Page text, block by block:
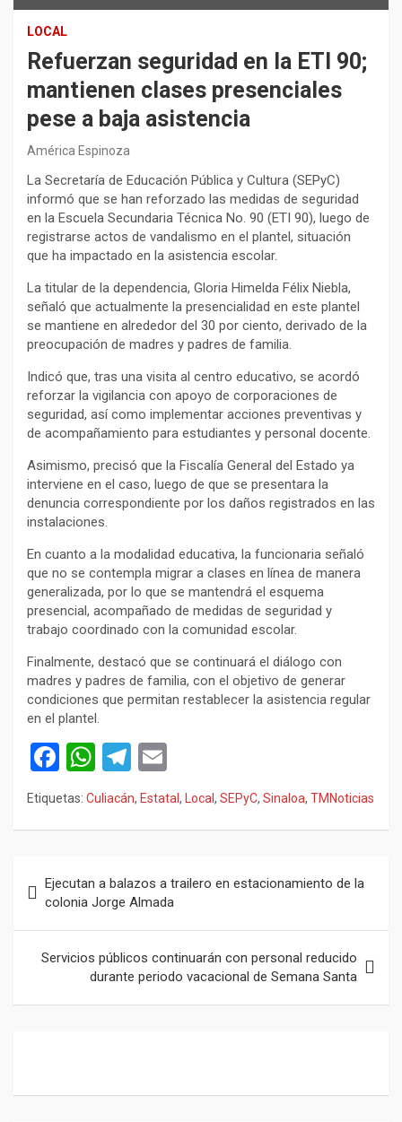
LOCAL
Refuerzan seguridad en la ETI 90;
mantienen clases presenciales
pese a baja asistencia
América Espinoza
La Secretaría de Educación Pública y Cultura (SEPyC)
informó que se han reforzado las medidas de seguridad
en la Escuela Secundaria Técnica No. 90 (ETI 90), luego de
registrarse actos de vandalismo en el plantel, situación
que ha impactado en la asistencia escolar.
La titular de la dependencia, Gloria Himelda Félix Niebla,
señaló que actualmente la presencialidad en este plantel
se mantiene en alrededor del 30 por ciento, derivado de la
preocupación de madres y padres de familia.
Indicó que, tras una visita al centro educativo, se acordó
reforzar la vigilancia con apoyo de corporaciones de
seguridad, así como implementar acciones preventivas y
de acompañamiento para estudiantes y personal docente.
Asimismo, precisó que la Fiscalía General del Estado ya
interviene en el caso, luego de que se presentara la
denuncia correspondiente por los daños registrados en las
instalaciones.
En cuanto a la modalidad educativa, la funcionaria señaló
que no se contempla migrar a clases en línea de manera
generalizada, por lo que se mantendrá el esquema
presencial, acompañado de medidas de seguridad y
trabajo coordinado con la comunidad escolar.
Finalmente, destacó que se continuará el diálogo con
madres y padres de familia, con el objetivo de generar
condiciones que permitan restablecer la asistencia regular
en el plantel.
F
a
ce
o
o
k
W
h
at
A
p
p
T
el
e
a
m
m
ail
Etiquetas: Culiacán, Estatal , Local , SEPyC, Sinaloa, TMNoticias
de
entradas
Ejecutan a balazos a trailero en estacionamiento de la
colonia Jorge Almada
Servicios públicos continuarán con personal reducido
durante periodo vacacional de Semana Santa